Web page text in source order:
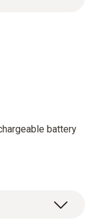
battery